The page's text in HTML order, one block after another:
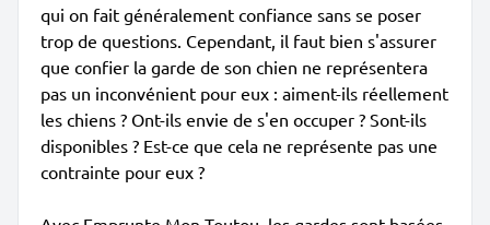
qui on fait généralement confiance sans se poser
trop de questions. Cependant, il faut bien s'assurer
que confier la garde de son chien ne représentera
pas un inconvénient pour eux : aiment-ils réellement
les chiens ? Ont-ils envie de s'en occuper ? Sont-ils
disponibles ? Est-ce que cela ne représente pas une
contrainte pour eux ?